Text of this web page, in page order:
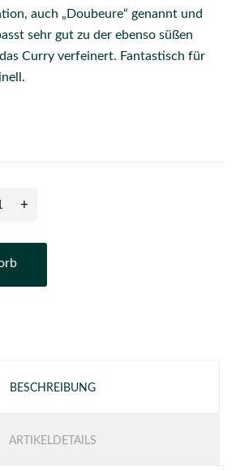
auch „Doubeure“ genannt und
sehr gut zu der ebenso süßen
Curry verfeinert. Fantastisch für
+
BESCHREIBUNG
ARTIKELDETAILS